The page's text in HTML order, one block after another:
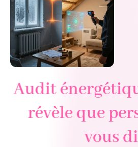
le
câble
chauffant
même
Audit
révèle que
vous